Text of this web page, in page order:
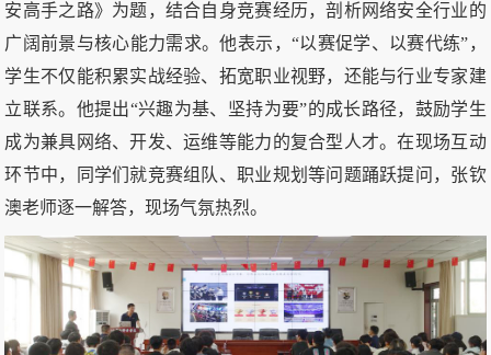
安高手之路》为题，结合自身竞赛经历，剖析网络安全行业的
广阔前景与核心能力需求。他表示，“以赛促学、以赛代练”，
学生不仅能积累实战经验、拓宽职业视野，还能与行业专家建
立联系。他提出“兴趣为基、坚持为要”的成长路径，鼓励学生
成为兼具网络、开发、运维等能力的复合型人才。在现场互动
环节中，同学们就竞赛组队、职业规划等问题踊跃提问，张钦
澳老师逐一解答，现场气氛热烈。